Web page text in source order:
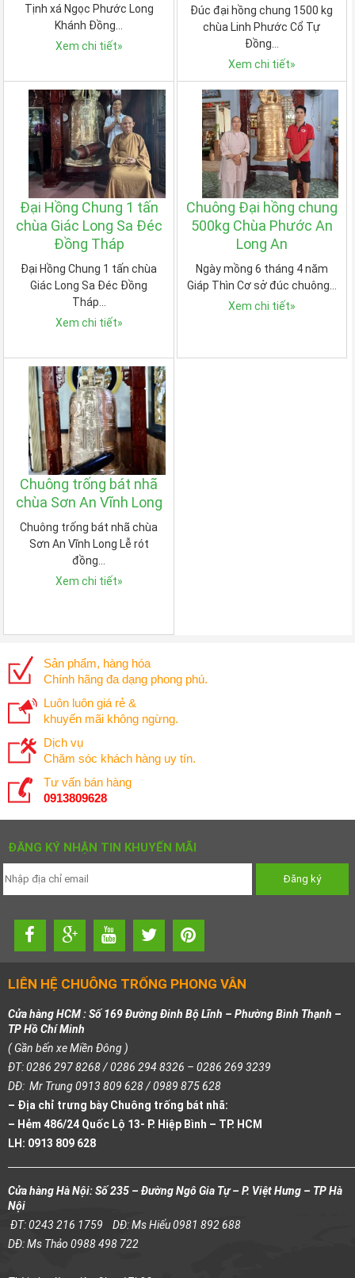
Tịnh xá Ngọc Phước Long
Khánh Đồng…
Xem chi tiết»
Đúc đại hồng chung 1500 kg
chùa Linh Phước Cổ Tự
Đồng…
Xem chi tiết»
Đại Hồng Chung 1 tấn
chùa Giác Long Sa Đéc
Đồng Tháp
Đại Hồng Chung 1 tấn chùa
Giác Long Sa Đéc Đồng
Tháp…
Xem chi tiết»
Chuông Đại hồng chung
500kg Chùa Phước An
Long An
Ngày mồng 6 tháng 4 năm
Giáp Thìn Cơ sở đúc chuông…
Xem chi tiết»
Chuông trống bát nhã
chùa Sơn An Vĩnh Long
Chuông trống bát nhã chùa
Sơn An Vĩnh Long Lễ rót
đồng…
Xem chi tiết»
Sản phẩm, hàng hóa
Chính hãng đa dạng phong phú.
Luôn luôn giá rẻ &
khuyến mãi không ngừng.
Dịch vụ
Chăm sóc khách hàng uy tín.
Tư vấn bán hàng
0913809628
ĐĂNG KÝ NHẬN TIN KHUYẾN MÃI
LIÊN HỆ CHUÔNG TRỐNG PHONG VÂN
Cửa hàng HCM : Số 169 Đường Đinh Bộ Lĩnh – Phường Bình Thạnh –
TP Hồ Chí Minh
( Gần bến xe Miền Đông )
ĐT: 0286 297 8268 / 0286 294 8326 – 0286 269 3239
DĐ: Mr Trung 0913 809 628 / 0989 875 628
– Địa chỉ trưng bày Chuông trống bát nhã:
– Hẻm 486/24 Quốc Lộ 13- P. Hiệp Bình – TP. HCM
LH: 0913 809 628
Cửa hàng Hà Nội: Số 235 – Đường Ngô Gia Tự – P. Việt Hưng – TP Hà
Nội
ĐT: 0243 216 1759 DĐ: Ms Hiếu 0981 892 688
DĐ: Ms Thảo 0988 498 722